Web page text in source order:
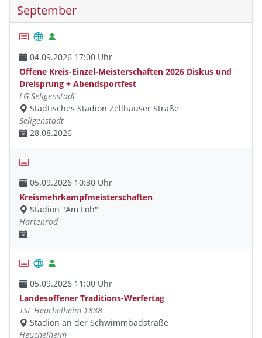
September
04.09.2026 17:00 Uhr
Offene Kreis-Einzel-Meisterschaften 2026 Diskus und
Dreisprung + Abendsportfest
LG Seligenstadt
Städtisches Stadion Zellhäuser Straße
Seligenstadt
28.08.2026
05.09.2026 10:30 Uhr
Kreismehrkampfmeisterschaften
Stadion "Am Loh"
Hartenrod
-
05.09.2026 11:00 Uhr
Landesoffener Traditions-Werfertag
TSF Heuchelheim 1888
Stadion an der Schwimmbadstraße
Heuchelheim